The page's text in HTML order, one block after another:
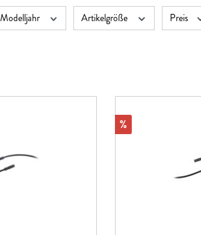
Modelljahr Artikelgröße Preis
Rabatt
%